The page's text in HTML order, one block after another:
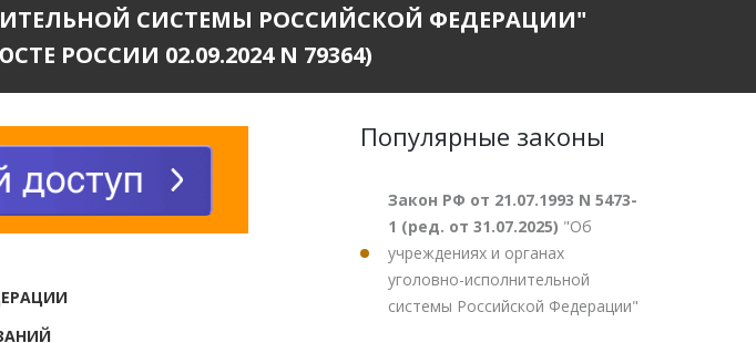
СИСТЕМЫ РОССИЙСКОЙ ФЕДЕРАЦИИ"
РОССИИ 02.09.2024 N 79364)
Популярные законы
Закон РФ от 21.07.1993 N 5473-
1 (ред. от 31.07.2025) "Об
учреждениях и органах
уголовно-исполнительной
системы Российской Федерации"